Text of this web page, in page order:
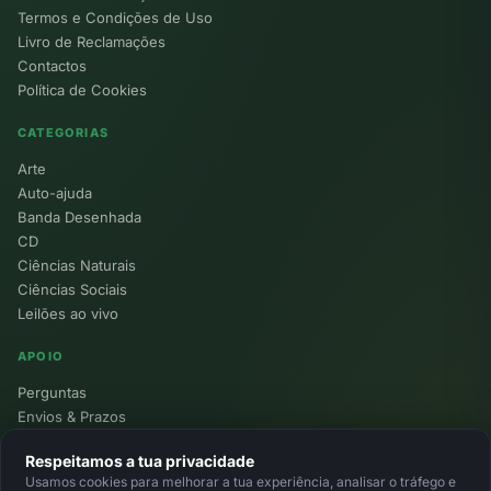
Termos e Condições de Uso
Livro de Reclamações
Contactos
Política de Cookies
CATEGORIAS
Arte
Auto-ajuda
Banda Desenhada
CD
Ciências Naturais
Ciências Sociais
Leilões ao vivo
APOIO
Perguntas
Envios & Prazos
Devoluções
Respeitamos a tua privacidade
Usamos cookies para melhorar a tua experiência, analisar o tráfego e